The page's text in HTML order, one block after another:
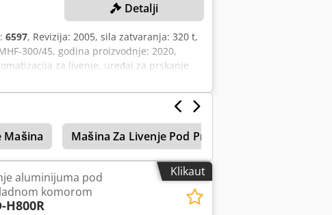
Detalji
6597, Revizija: 2005, sila zatvaranja: 320 t,
300/45, godina proizvodnje: 2020,
za livenje, uređaj za prskanje
Afpsrf
Mašina Mašina Za Livenje Pod Pritiskom
Klikaut
aluminijuma pod
komorom
H800R